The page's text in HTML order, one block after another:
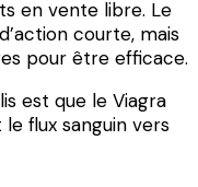
en vente libre. Le
courte, mais
pour être efficace.
est que le Viagra
flux sanguin vers